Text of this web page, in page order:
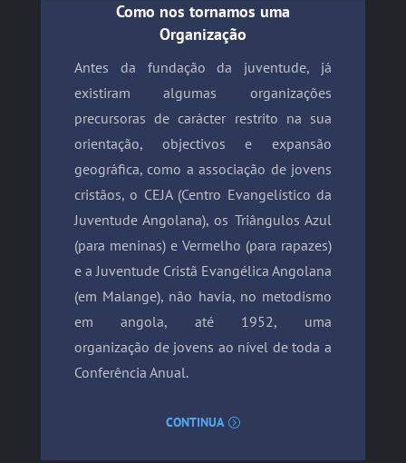
Como nos tornamos uma
Organização
Antes da fundação da juventude, já
existiram algumas organizações
precursoras de carácter restrito na sua
orientação, objectivos e expansão
geográfica, como a associação de jovens
cristãos, o CEJA (Centro Evangelístico da
Juventude Angolana), os Triângulos Azul
(para meninas) e Vermelho (para rapazes)
e a Juventude Cristã Evangélica Angolana
(em Malange), não havia, no metodismo
em angola, até 1952, uma
organização de jovens ao nível de toda a
Conferência Anual.
CONTINUA